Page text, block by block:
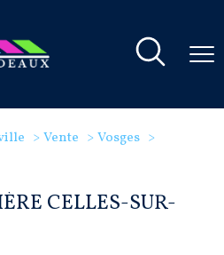
Vente
Vosges
CELLES-SUR-